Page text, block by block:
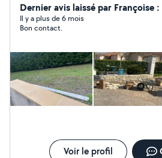
de vos terrasses et allées Diplômé
d'expériences N'hésitez pas à me
coordonnées en messages je vous
Dernier avis laissé par Françoise
Il y a plus de 6 mois
Bon contact.
Voir le profil